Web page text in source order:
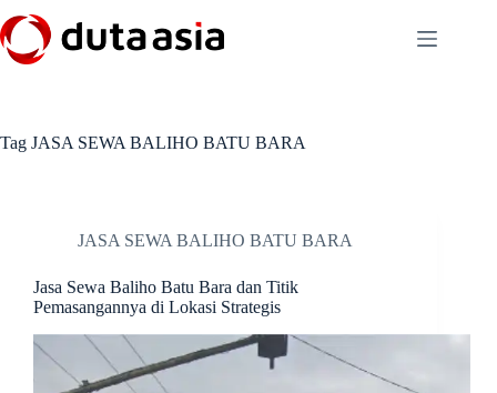
to
content
Tag JASA SEWA BALIHO BATU BARA
JASA SEWA BALIHO BATU BARA
Jasa Sewa Baliho Batu Bara dan Titik
Pemasangannya di Lokasi Strategis